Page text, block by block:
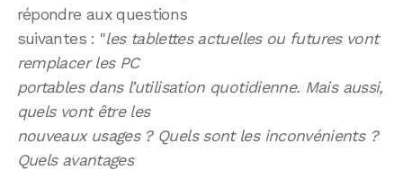
répondre aux questions
suivantes : "les tablettes actuelles ou futures vont
remplacer les PC
portables dans l’utilisation quotidienne. Mais aussi,
quels vont être les
nouveaux usages ? Quels sont les inconvénients ?
Quels avantages